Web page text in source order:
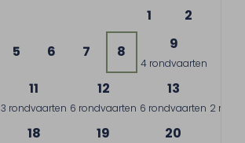
1
2
5 6 7 8 9
4 rondvaarten
11
3 rondvaarten
12
6 rondvaarten
13
6 rondvaarten 2
18 19 20